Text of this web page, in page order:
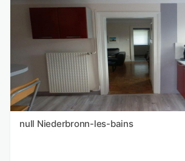
null Niederbronn-les-bains